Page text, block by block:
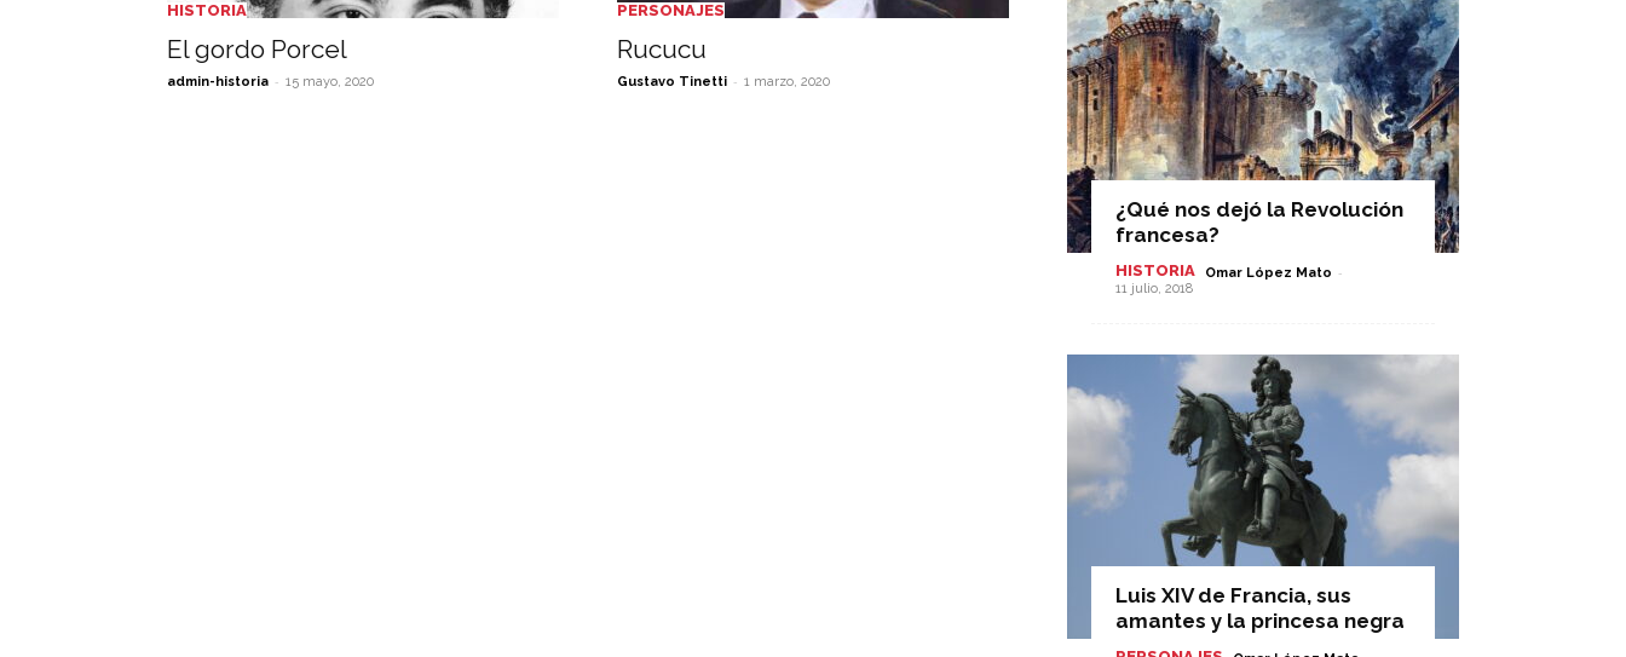
HISTORIA
El gordo Porcel
admin-historia - 15 mayo, 2020
PERSONAJES
Rucucu
Gustavo Tinetti - 1 marzo, 2020
¿Qué nos dejó la Revolución
francesa?
HISTORIA Omar López Mato -
11 julio, 2018
Luis XIV de Francia, sus
amantes y la princesa negra